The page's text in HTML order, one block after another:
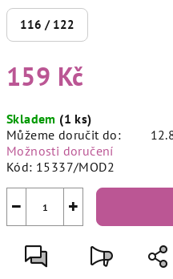
116 / 122
159 Kč
cena:
Skladem (1 ks)
Můžeme doručit do:
Možnosti doručení
Kód: 15337/MOD2
+
−